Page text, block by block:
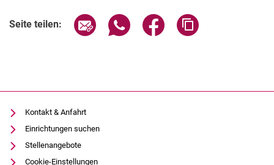
Seite teilen: Seite über E-Mail teilen
Seite über WhatsApp teilen
Seite über Facebook
Kontakt & Anfahrt
Einrichtungen suchen
Stellenangebote
Cookie-Einstellungen